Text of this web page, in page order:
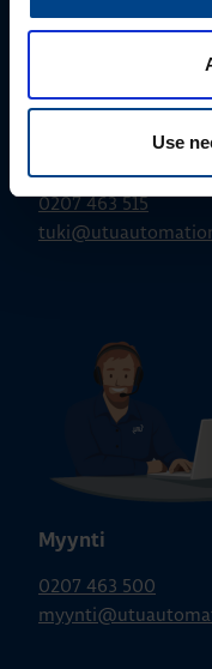
Use
0207 463 515
Myynti
0207 463 500